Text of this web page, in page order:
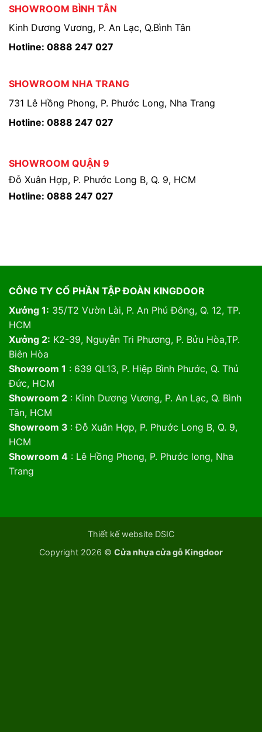
SHOWROOM BÌNH TÂN
Kinh Dương Vương, P. An Lạc, Q.Bình Tân
Hotline: 0888 247 027
SHOWROOM NHA TRANG
731 Lê Hồng Phong, P. Phước Long, Nha Trang
Hotline: 0888 247 027
SHOWROOM QUẬN 9
Đỗ Xuân Hợp, P. Phước Long B, Q. 9, HCM
Hotline: 0888 247 027
CÔNG TY CỔ PHẦN TẬP ĐOÀN KINGDOOR
Xưởng 1: 35/T2 Vườn Lài, P. An Phú Đông, Q. 12, TP.
HCM
Xưởng 2: K2-39, Nguyễn Tri Phương, P. Bửu Hòa,TP.
Biên Hòa
Showroom 1 : 639 QL13, P. Hiệp Bình Phước, Q. Thủ
Đức, HCM
Showroom 2: Kinh Dương Vương, P. An Lạc, Q. Bình
Tân, HCM
Showroom 3 : Đỗ Xuân Hợp, P. Phước Long B, Q. 9,
HCM
Showroom 4: Lê Hồng Phong, P. Phước long, Nha
Trang
Thiết kế website DSIC
Copyright 2026 © Cửa nhựa cửa gỗ Kingdoor